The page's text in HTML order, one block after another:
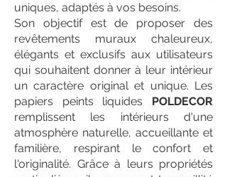
uniques, adaptés à vos besoins.
Son objectif est de proposer des
revêtements muraux chaleureux,
élégants et exclusifs aux utilisateurs
qui souhaitent donner à leur intérieur
un caractère original et unique. Les
papiers peints liquides POLDECOR
remplissent les intérieurs d'une
atmosphère naturelle, accueillante et
familière, respirant le confort et
l'originalité. Grâce à leurs propriétés